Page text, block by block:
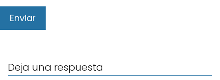
Deja una respuesta